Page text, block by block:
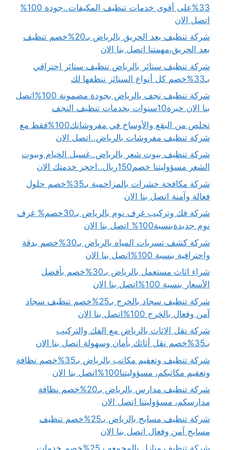
33%على أقوى خدمات تنظيف المكيفات..جودة 100%
اتصل الان
شركة تنظيف بعد الحريق بالرياض بـ20%خصم تنظيف
بعد الحريق،مهمتنا اتصل بنا الان
شركة تنظيف ستائر بالرياض تنظيف ستائر احترافي
بـ33%خصم كل أنواع الستائر ننظفها لك
شركة تنظيف نجف بالرياض بجودة مضمونة 100%اتصل
بنا الان خبرة10سنوات بخدمات تنظيف النجف
تخلص من البقع والأوساخ في مفروشاتك100%فقط مع
شركة تنظيف مفروشات بالرياض..اتصل الان
شركة تنظيف بيوت شعر بالرياض..غسيل الخيام وبيوت
الشعر مسؤوليتنا خصم150ريال..احجز خدمتك الان
شركة مكافحة حشرات بالمزاحمية بـ35%خصم حلول
فعالة وآمنة اتصل بنا الان
شركة فك وتركيب غرف نوم بالرياض بـ30خصم% غرف
نوم جديدةبنسبة100% اتصل بنا الان
شركة كشف تسربات المياه بالرياض بـ30%خصم بدقة
واحترافية بنسبة 100%اتصل بنا الان
شراء اثاث مستعمل بالرياض بـ30%خصم بأفضل
الأسعار بنسبة 100%اتصل بنا الان
شركة تنظيف سجاد بالخرج بـ25%خصم تنظيف سجاد
آمن وفعال بالخرج 100%اتصل بنا الان
شركة نقل الاثاث بالرياض مع الفك والتركيب
بـ35%خصم نقل أثاثك بأمان وسهولة اتصل بنا الان
شركة تنظيف وتعقيم مكاتب بالرياض بـ35%خصم نظافة
وتعقيم مكاتبكم، مسؤوليتنا100%اتصل بنا الان
شركة تنظيف مدارس بالرياض بـ20%خصم نظافة
مدارسكم، مسؤوليتنا اتصل الان
شركة تنظيف مسابح بالرياض بـ25%خصم تنظيف
مسابح آمن وفعال اتصل بنا الان